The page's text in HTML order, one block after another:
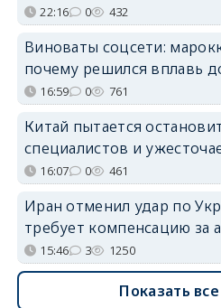
22:16 0 432
Виноваты соцсети:
почему решился вплавь
16:59 0 761
Китай пытается
специалистов и
16:07 0 461
Иран отменил удар по
требует компенсацию за
15:46 3 1250
Показать